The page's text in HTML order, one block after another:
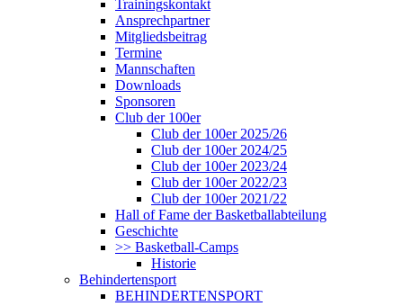
Trainingskontakt
Ansprechpartner
Mitgliedsbeitrag
Termine
Mannschaften
Downloads
Sponsoren
Club der 100er
Club der 100er 2025/26
Club der 100er 2024/25
Club der 100er 2023/24
Club der 100er 2022/23
Club der 100er 2021/22
Hall of Fame der Basketballabteilung
Geschichte
>> Basketball-Camps
Historie
Behindertensport
BEHINDERTENSPORT